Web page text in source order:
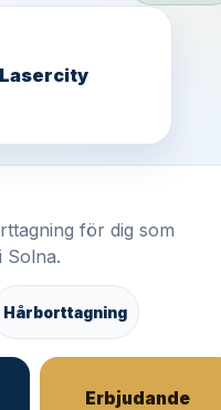
för dig som
Solna.
Hårborttagning
Erbjudande